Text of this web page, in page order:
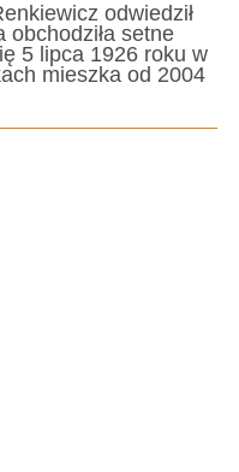
odwiedził
obchodziła setne
5 lipca 1926 roku w
mieszka od 2004